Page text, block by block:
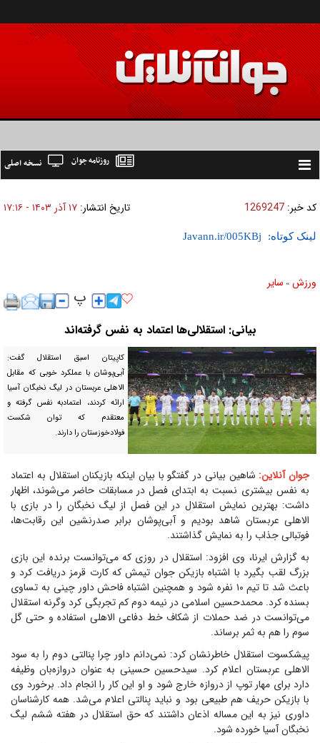
Toggle
نسخه اصلی روزنامه جوان
کد خبر: 1269247 تاریخ انتشار: ۱۷ آذر ۱۴۰۳ - ۱۷:۱۶
لینک کوتاه:
ورزش » ساير
بیانی: استقلالی‌ها اعتماد به نفس گرفته‌اند
کاپیتان اسبق استقلال گفت:
آبی‌پوشان با عملکرد خوبی که مقابل
الاهلی عربستان در لیگ نخبگان آسیا
ارائه کردند، اعتمادبه نفس گرفته و
معتقدم که توان شکست
فولادخوزستان را دارند.
جوان آنلاین: شاهین بیانی در گفتگو با بیان اینکه بازیکنان استقلال به اعتماد
به نفس بیشتری نسبت به ابتدای فصل در مسابقات حاضر می‌شوند، اظهار
داشت: بهترین نمایش استقلال در این فصل از لیگ نخبگان را در بازی با
الاهلی عربستان شاهد بودیم و آبی‌پوشان برابر صدرنشین این رقابت‌ها،
فوتبالی جذاب را به نمایش گذاشتند.
به گزارش ایرنا، وی افزود: استقلال در روزی که می‌توانست برنده این بازی
بزرگ لقب بگیرد با اشتباه بازیکن جوان تیمش که کارت قرمز دریافت کرد و
باعث شد تا تیم ۱۰ نفره شود و همچنین اشتباه فاحش داور چینی به تساوی
بسنده کرد. محمدحسین اسلامی در نیمه دوم کم تجربگی کرد وگرنه استقلال
می‌توانست در ضد حملات از شکاف خط دفاعی الاهلی استفاده و حتی گل
سوم را هم به ثمر برساند.
پیشکسوت استقلال خاطرنشان کرد: نمی‌دانم داور چرا پنالتی دوم را به سود
الاهلی عربستان اعلام کرد. سیدحسین حسینی به عنوان دروازه‌بان وظیفه
دارد برای مهار توپ از دروازه خارج شود و او این کار را انجام داد. برخورد وی
با بازیکن حریف هم طبیعی بود و نباید پنالتی اعلام می‌شد. همه کارشناسان
داوری نیز به این مساله اذعان داشتند که حق استقلال در هفته ششم لیگ
نخبگان آسیا خورده شود.